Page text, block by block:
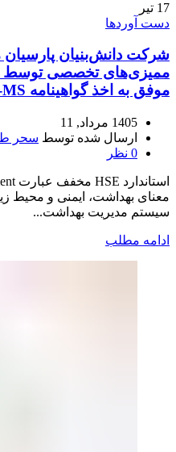
17 تیر
دست آوردها
شرکت دانش‌بنیان پارسیان
موفق به اخذ گواهینامه HSE-MS گردید.
1405 مرداد, 11
ارسال شده توسط سحر
0 نظر
سیستم مدیریت بهداشت...
ادامه مطلب